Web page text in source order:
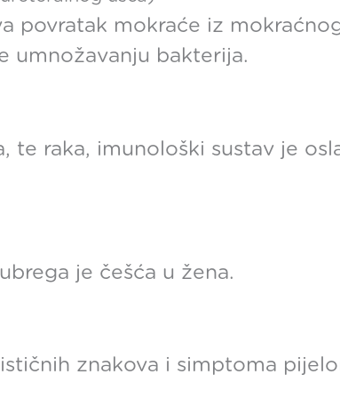
povratak mokraće iz
umnožavanju bakterija.
te raka, imunološki sustav je
je češća u žena.
znakova i simptoma